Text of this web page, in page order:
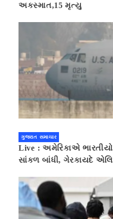
અકસ્માત,15 મૃત્યુ
ગુજરાત સમાચાર
Live : અમેરિકાએ
સાંકળ બાંધી, ગેરકાયદે